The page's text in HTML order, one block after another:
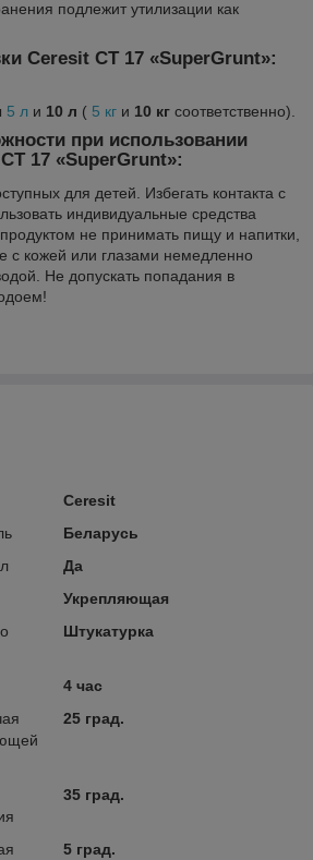
подлежит утилизации как
Ceresit CT 17 «SuperGrunt»:
5 л и 10 л ( 5 кг и 10 кг соответственно).
при использовании
17 «SuperGrunt»:
для детей. Избегать контакта с
индивидуальные средства
не принимать пищу и напитки,
с кожей или глазами немедленно
Не допускать попадания в
Ceresit
Беларусь
Да
Укрепляющая
Штукатурка
4 час
25 град.
35 град.
5 град.